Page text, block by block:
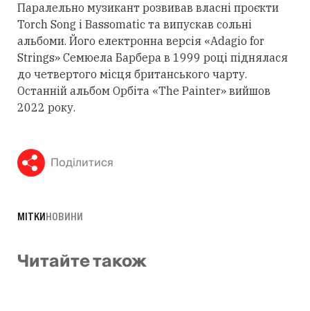
Паралельно музикант розвивав власні проєкти
Torch Song і Bassomatic та випускав сольні
альбоми. Його електронна версія «Adagio for
Strings» Семюела Барбера в 1999 році піднялася
до четвертого місця британського чарту.
Останній альбом Орбіта «The Painter» вийшов
2022 року.
Поділитися
МІТКИНОВИНИ
Читайте також